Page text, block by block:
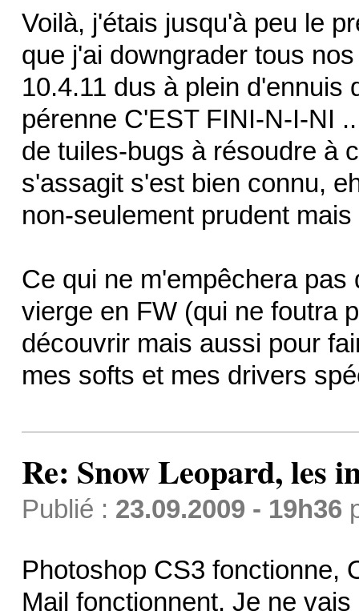
Voilà, j'étais jusqu'à peu le
que j'ai downgrader tous
10.4.11 dus à plein d'ennuis
pérenne C'EST FINI-N-I-NI
de tuiles-bugs à résoudre à
s'assagit s'est bien connu,
non-seulement prudent
Ce qui ne m'empêchera
vierge en FW (qui ne foutra
découvrir mais aussi pour
mes softs et mes drivers
Re: Snow Leopard, les
Publié : 23.09.2009 - 19h36
Photoshop CS3 fonctionne,
Mail fonctionnent. Je ne